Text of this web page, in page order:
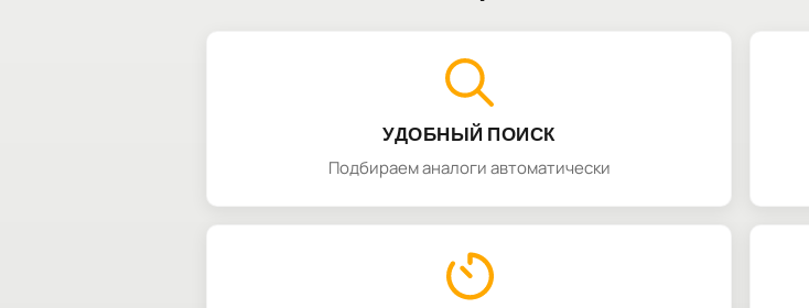
УДОБНЫЙ ПОИСК
Подбираем аналоги автоматически